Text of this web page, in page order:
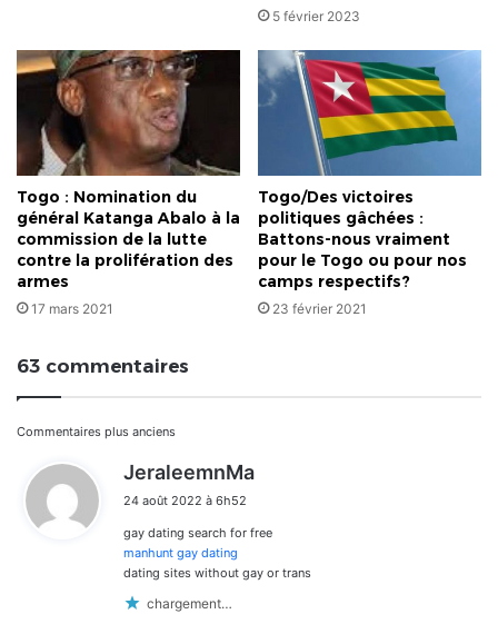
5 février 2023
Togo : Nomination du
général Katanga Abalo à la
commission de la lutte
contre la prolifération des
armes
17 mars 2021
Togo/Des victoires
politiques gâchées :
Battons-nous vraiment
pour le Togo ou pour nos
camps respectifs?
23 février 2021
63 commentaires
Navigation
dans
les
commentaires
Commentaires plus anciens
JeraleemnMa
24 août 2022 à 6h52
gay dating search for free
manhunt gay dating
dating sites without gay or trans
chargement…